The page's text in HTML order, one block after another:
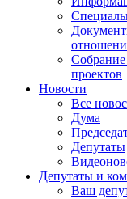
проектов
Новости
Все
Дума
Депутаты
Депутаты и
Ваш